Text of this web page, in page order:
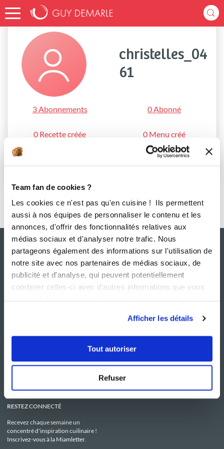
Team fan de cookies ?
Les cookies ce n'est pas qu'en cuisine ! Ils permettent
aussi à nos équipes de personnaliser le contenu et les
annonces, d'offrir des fonctionnalités relatives aux
médias sociaux et d'analyser notre trafic. Nous
partageons également des informations sur l'utilisation de
notre site avec nos partenaires de médias sociaux, de
publicité et d'analyse, qui peuvent potentiellement
combiner celles-ci avec d'autres informations que vous
Afficher les détails
Tout autoriser
Refuser
Accueil christelles_0461
christelles_04
61
3 Abonnements 0 Abonné
0 Recette créée 0 Menu créé
Le Mag'
Boutique
C.G.U
Politique de confidentialité
Utilisation des Cookies
RESTEZ CONNECTÉ
Recevez chaque semaine un
concentré d'inspiration cuilinaire !
Inscrivez-vous à la Miamletter.